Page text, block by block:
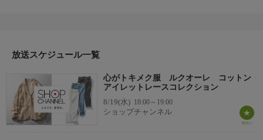
＊ライブ放送につき、番組および商品内容に変更が生じる場合も
ＨＰ：https://www.shopch.jp
放送スケジュール一覧
心がトキメク服 ルクオーレ コットン
アイレットレースコレクション
8/19(水) 18:00～19:00
ショップチャンネル